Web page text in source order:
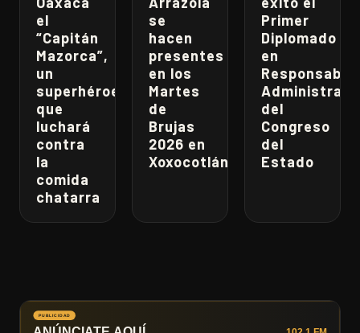
el
“Capitán
Mazorca”,
un
superhéroe
que
luchará
contra
la
comida
chatarra
se
hacen
presentes
en los
Martes
de
Brujas
2026 en
Xoxocotlán
Primer
Diplomado
en
del
Congreso
del
Estado